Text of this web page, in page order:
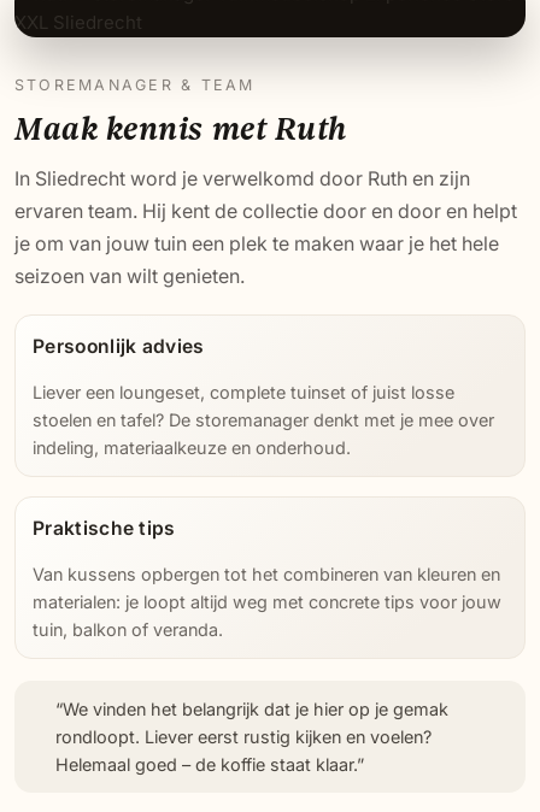
STOREMANAGER & TEAM
Maak kennis met Ruth
In Sliedrecht word je verwelkomd door Ruth en zijn
ervaren team. Hij kent de collectie door en door en helpt
je om van jouw tuin een plek te maken waar je het hele
seizoen van wilt genieten.
Persoonlijk advies
Liever een loungeset, complete tuinset of juist losse
stoelen en tafel? De storemanager denkt met je mee over
indeling, materiaalkeuze en onderhoud.
Praktische tips
Van kussens opbergen tot het combineren van kleuren en
materialen: je loopt altijd weg met concrete tips voor jouw
tuin, balkon of veranda.
“We vinden het belangrijk dat je hier op je gemak
rondloopt. Liever eerst rustig kijken en voelen?
Helemaal goed – de koffie staat klaar.”